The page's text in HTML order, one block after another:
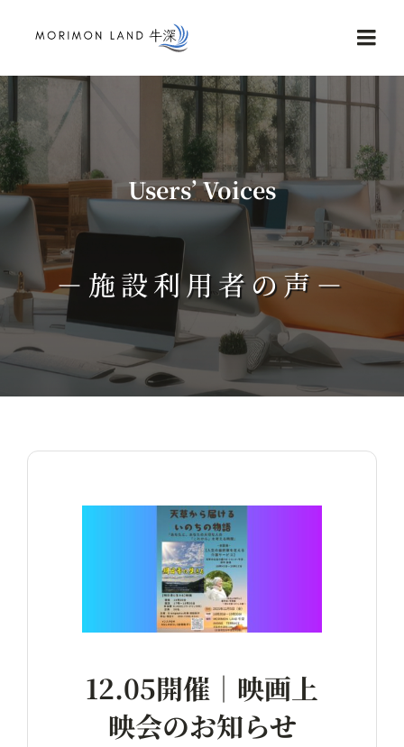
Home
Service
NEWS
Reviews
Contact
Users’ Voices
－施設利用者の声－
12.05開催｜映画上
映会のお知らせ